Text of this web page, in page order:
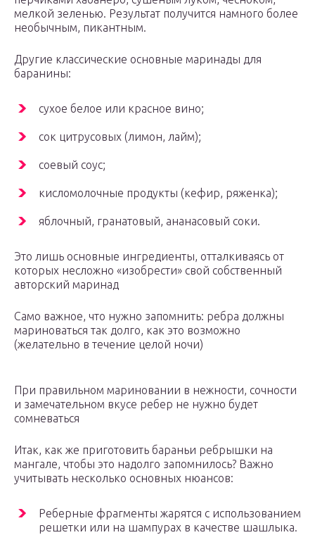
мелкой зеленью. Результат получится намного более
необычным, пикантным.
Другие классические основные маринады для
баранины:
сухое белое или красное вино;
сок цитрусовых (лимон, лайм);
соевый соус;
кисломолочные продукты (кефир, ряженка);
яблочный, гранатовый, ананасовый соки.
Это лишь основные ингредиенты, отталкиваясь от
которых несложно «изобрести» свой собственный
авторский маринад
Само важное, что нужно запомнить: ребра должны
мариноваться так долго, как это возможно
(желательно в течение целой ночи)
При правильном мариновании в нежности, сочности
и замечательном вкусе ребер не нужно будет
сомневаться
Итак, как же приготовить бараньи ребрышки на
мангале, чтобы это надолго запомнилось? Важно
учитывать несколько основных нюансов:
Реберные фрагменты жарятся с использованием
решетки или на шампурах в качестве шашлыка.